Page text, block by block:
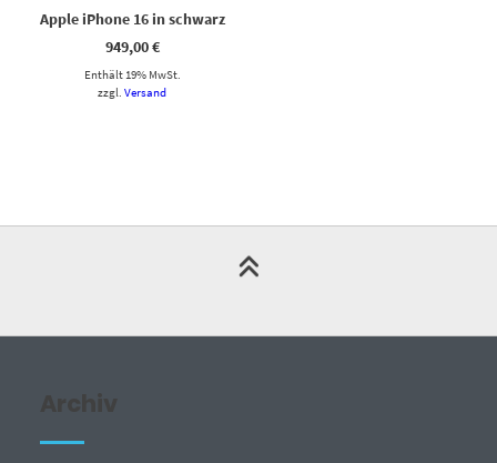
Apple iPhone 16 in schwarz
949,00€
Enthält 19% MwSt.
zzgl.Versand
Archiv